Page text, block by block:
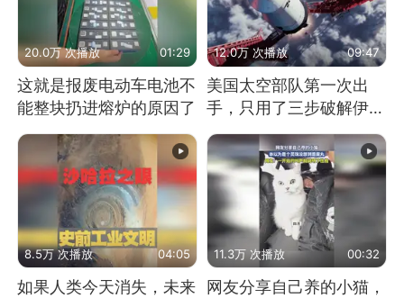
20.0万 次播放 01:29
这就是报废电动车电池不
能整块扔进熔炉的原因了
12.0万 次播放 09:47
美国太空部队第一次出
手，只用了三步破解伊朗
防空
8.5万 次播放 04:05
如果人类今天消失，未来
11.3万 次播放 00:32
网友分享自己养的小猫，